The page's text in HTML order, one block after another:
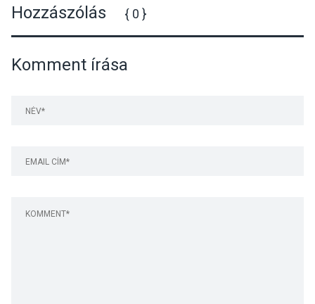
Hozzászólás { 0 }
Komment írása